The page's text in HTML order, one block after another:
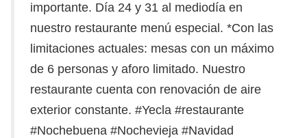
importante. Día 24 y 31 al mediodía en
nuestro restaurante menú especial. *Con las
limitaciones actuales: mesas con un máximo
de 6 personas y aforo limitado. Nuestro
restaurante cuenta con renovación de aire
exterior constante. #Yecla #restaurante
#Nochebuena #Nochevieja #Navidad